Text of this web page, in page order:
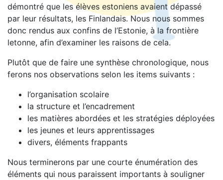
démontré que les élèves estoniens avaient dépassé
par leur résultats, les Finlandais. Nous nous sommes
donc rendus aux confins de l’Estonie, à la frontière
letonne, afin d’examiner les raisons de cela.
Plutôt que de faire une synthèse chronologique, nous
ferons nos observations selon les items suivants :
l’organisation scolaire
la structure et l’encadrement
les matières abordées et les stratégies déployées
les jeunes et leurs apprentissages
divers, éléments frappants
Nous terminerons par une courte énumération des
éléments qui nous paraissent importants à souligner